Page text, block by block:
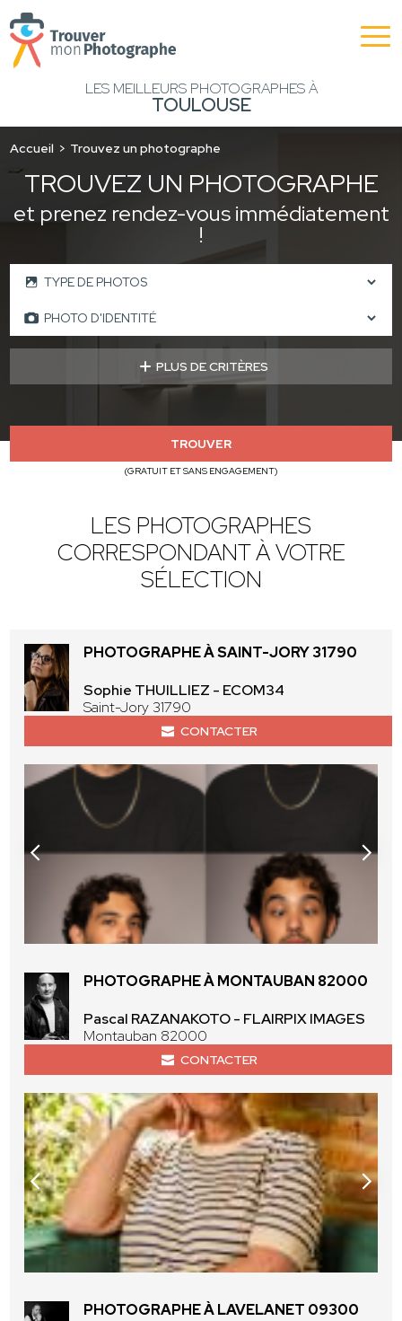
LES MEILLEURS PHOTOGRAPHES À
TOULOUSE
Accueil Trouvez un photographe
TROUVEZ UN PHOTOGRAPHE
et prenez rendez-vous immédiatement
!
PLUS DE CRITÈRES
TROUVER
(GRATUIT ET SANS ENGAGEMENT)
LES PHOTOGRAPHES
CORRESPONDANT À VOTRE
SÉLECTION
PHOTOGRAPHE À SAINT-JORY 31790
Sophie THUILLIEZ - ECOM34
Saint-Jory 31790
CONTACTER
PHOTOGRAPHE À MONTAUBAN 82000
Pascal RAZANAKOTO - FLAIRPIX IMAGES
Montauban 82000
CONTACTER
PHOTOGRAPHE À LAVELANET 09300